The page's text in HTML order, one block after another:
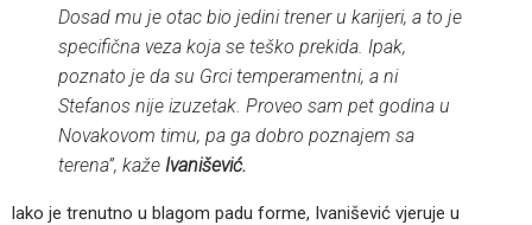
Dosad mu je otac bio jedini trener u karijeri, a to je
specifična veza koja se teško prekida. Ipak,
poznato je da su Grci temperamentni, a ni
Stefanos nije izuzetak. Proveo sam pet godina u
Novakovom timu, pa ga dobro poznajem sa
terena”, kaže Ivanišević.
Iako je trenutno u blagom padu forme, Ivanišević vjeruje u